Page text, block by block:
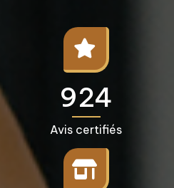
950+
Avis certifiés